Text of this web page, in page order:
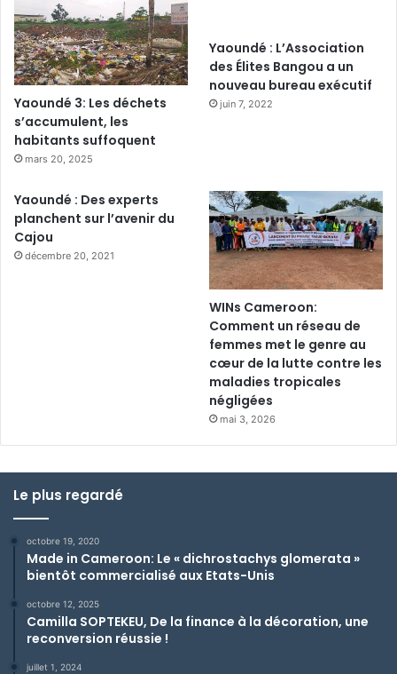
Yaoundé 3: Les déchets
s’accumulent, les
habitants suffoquent
mars 20, 2025
Yaoundé : L’Association
des Élites Bangou a un
nouveau bureau exécutif
juin 7, 2022
Yaoundé : Des experts
planchent sur l’avenir du
Cajou
décembre 20, 2021
WINs Cameroon:
Comment un réseau de
femmes met le genre au
cœur de la lutte contre les
maladies tropicales
négligées
mai 3, 2026
Le plus regardé
octobre 19, 2020
Made in Cameroon: Le « dichrostachys glomerata »
bientôt commercialisé aux Etats-Unis
octobre 12, 2025
Camilla SOPTEKEU, De la finance à la décoration, une
reconversion réussie !
juillet 1, 2024